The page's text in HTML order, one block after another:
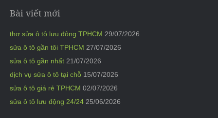
Bài viết mới
thợ sửa ô tô lưu động TPHCM 29/07/2026
sửa ô tô gần tôi TPHCM 27/07/2026
sửa ô tô gần nhất 21/07/2026
dịch vụ sửa ô tô tại chỗ 15/07/2026
sửa ô tô giá rẻ TPHCM 02/07/2026
sửa ô tô lưu động 24/24 25/06/2026